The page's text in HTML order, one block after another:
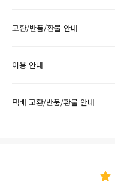
교환/반품/환불 안내
이용 안내
택배 교환/반품/환불 안내